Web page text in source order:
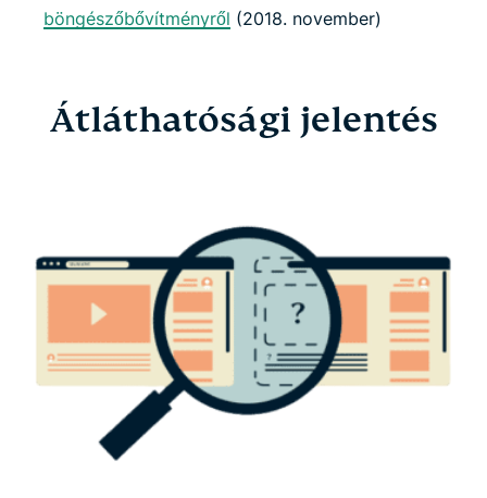
böngészőbővítményről (2018. november)
Átláthatósági jelentés